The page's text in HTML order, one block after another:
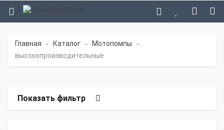
Главная - Каталог - Мотопомпы -
высокопроизводительные
Показать фильтр